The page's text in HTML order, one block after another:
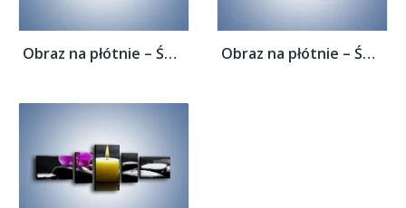
Obraz na płótnie – Świeca przed kwiatem –... Obraz na płótnie – Świeca przed kwiatem –...